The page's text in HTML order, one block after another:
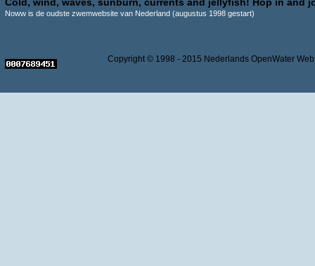
Noww is de oudste zwemwebsite van Nederland (augustus 1998 gestart)
Copyright © 1998 - 2015 Nederlands OpenWater